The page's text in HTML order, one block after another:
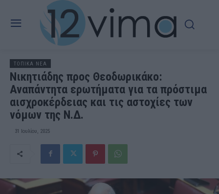
ΤΟΠΙΚΑ ΝΕΑ
Νικητιάδης προς Θεοδωρικάκο:
Αναπάντητα ερωτήματα για τα πρόστιμα
αισχροκέρδειας και τις αστοχίες των
νόμων της Ν.Δ.
31 Ιουλίου, 2025